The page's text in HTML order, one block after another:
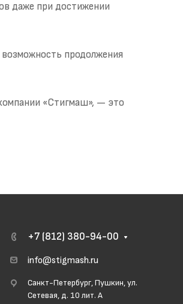
даже при достижении
продолжения
«Стигмаш», — это
+7 (812) 380-94-00
info@stigmash.ru
Санкт-Петербург, Пушкин, ул.
Сетевая, д. 10 лит. А